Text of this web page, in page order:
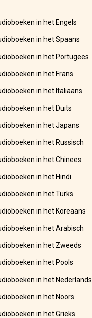
in het Engels
in het Spaans
in het Portugees
in het Frans
in het Italiaans
in het Duits
in het Japans
in het Russisch
in het Chinees
in het Hindi
in het Turks
in het Koreaans
in het Arabisch
in het Zweeds
in het Pools
in het Nederlands
in het Noors
in het Grieks